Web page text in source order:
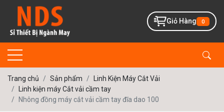
Giỏ Hàng 0
Trang chủ Sản phẩm
Linh Kiện Máy Cắt Vải
Linh kiện máy Cắt vải cầm tay
Nhông đồng máy cắt vải cầm tay đĩa dao 100